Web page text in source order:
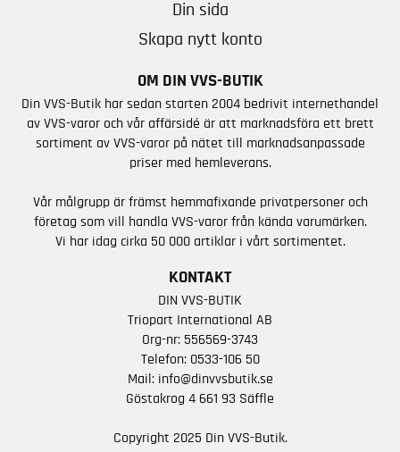
Din sida
Skapa nytt konto
OM DIN VVS-BUTIK
Din VVS-Butik har sedan starten 2004 bedrivit internethandel
av VVS-varor och vår affärsidé är att marknadsföra ett brett
sortiment av VVS-varor på nätet till marknadsanpassade
priser med hemleverans.
Vår målgrupp är främst hemmafixande privatpersoner och
företag som vill handla VVS-varor från kända varumärken.
Vi har idag cirka 50 000 artiklar i vårt sortimentet.
KONTAKT
DIN VVS-BUTIK
Triopart International AB
Org-nr: 556569-3743
Telefon: 0533-106 50
Mail: info@dinvvsbutik.se
Göstakrog 4 661 93 Säffle
Copyright 2025 Din VVS-Butik.